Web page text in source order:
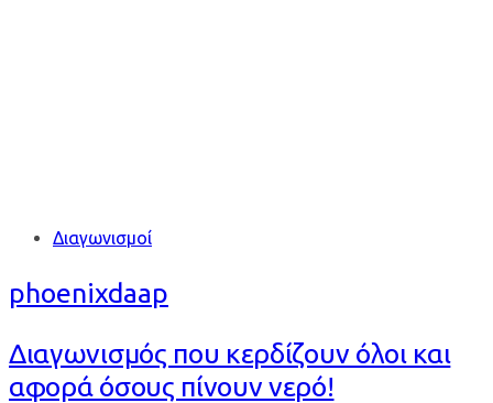
Tags Διαγωνισμοί
phoenixdaap
Διαγωνισμός που κερδίζουν όλοι και
αφορά όσους πίνουν νερό!